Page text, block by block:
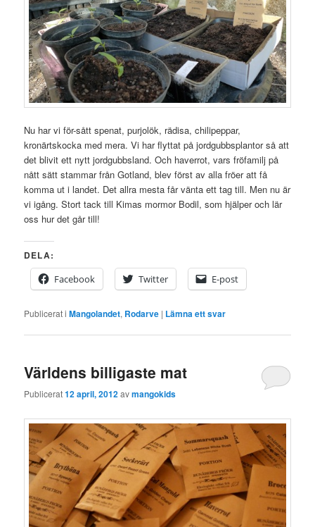
Nu har vi för-sått spenat, purjolök, rädisa, chilipeppar,
kronärtskocka med mera. Vi har flyttat på jordgubbsplantor så att
det blivit ett nytt jordgubbsland. Och haverrot, vars fröfamilj på
nått sätt stammar från Gotland, blev först av alla fröer att få
komma ut i landet. Det allra mesta får vänta ett tag till. Men nu är
vi igång. Stort tack till Kimas mormor Bodil, som hjälper och lär
oss hur det går till!
DELA:
Facebook
Twitter E-post
Publicerat i Mangolandet, Rodarve | Lämna ett svar
Världens billigaste mat
Publicerat12 april, 2012avmangokids